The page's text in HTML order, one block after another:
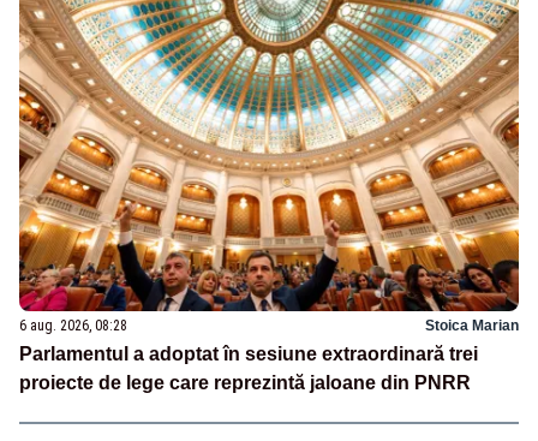
6 aug. 2026, 08:28 Stoica Marian
Parlamentul a adoptat în sesiune extraordinară trei
proiecte de lege care reprezintă jaloane din PNRR